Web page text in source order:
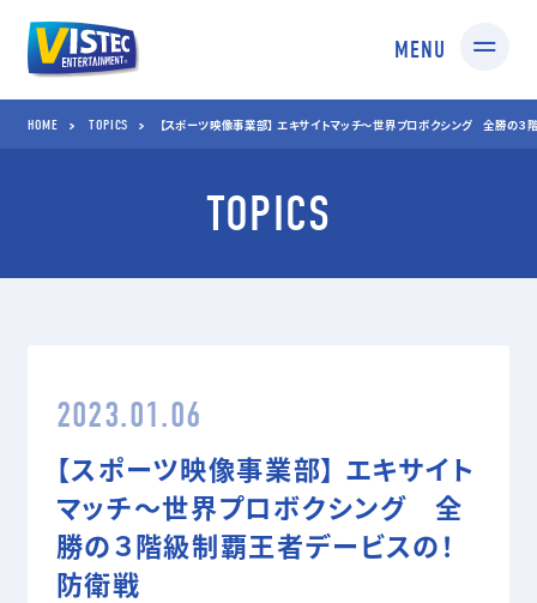
MENU
HOME TOPICS
TV番組/Web配信/DVD
など映像企画・制作
スタジオ部
ドールアップ
05 SHOOTING
撮影技術・編集・MA
HOME TOPICS 【スポーツ映像事業部】 エキサイトマッチ～世界プロボクシング 全勝の３
TOPICS
2023.01.06
【スポーツ映像事業部】 エキサイト
マッチ～世界プロボクシング 全
勝の３階級制覇王者デービスの！
防衛戦